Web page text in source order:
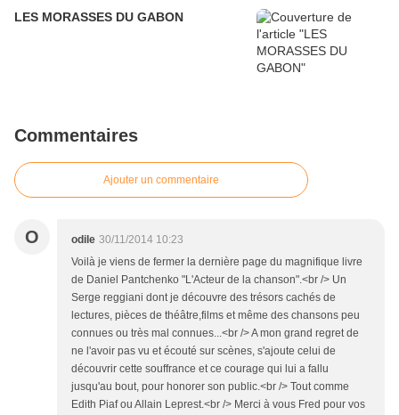
LES MORASSES DU GABON
Commentaires
Ajouter un commentaire
O odile 30/11/2014 10:23
Voilà je viens de fermer la dernière page du magnifique livre
de Daniel Pantchenko "L'Acteur de la chanson".<br /> Un
Serge reggiani dont je découvre des trésors cachés de
lectures, pièces de théâtre,films et même des chansons peu
connues ou très mal connues...<br /> A mon grand regret de
ne l'avoir pas vu et écouté sur scènes, s'ajoute celui de
découvrir cette souffrance et ce courage qui lui a fallu
jusqu'au bout, pour honorer son public.<br /> Tout comme
Edith Piaf ou Allain Leprest.<br /> Merci à vous Fred pour vos